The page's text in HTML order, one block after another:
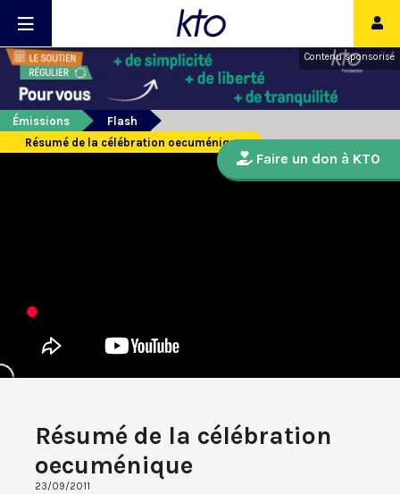
Contenu sponsorisé
Émissions
Flash
Résumé de la célébration oecuménique
Résumé de la célébration
oecuménique
23/09/2011
Faire un don à KTO